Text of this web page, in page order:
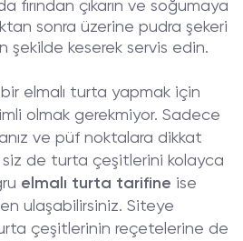
fırından çıkarın ve soğumaya
sonra üzerine pudra şekeri
şekilde keserek servis edin.
elmalı turta yapmak için
olmak gerekmiyor. Sadece
ve püf noktalara dikkat
de turta çeşitlerini kolayca
elmalı turta tarifine ise
ulaşabilirsiniz. Siteye
çeşitlerinin reçetelerine de